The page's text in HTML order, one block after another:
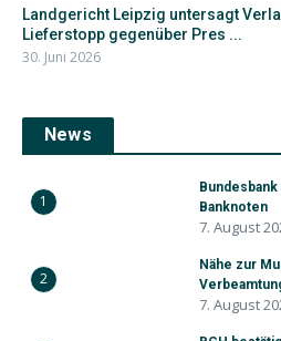
Landgericht Leipzig untersagt
Lieferstopp gegenüber Pres ...
30. Juni 2026
News
1
Banknoten
7. August
2
Nähe zur
7. August